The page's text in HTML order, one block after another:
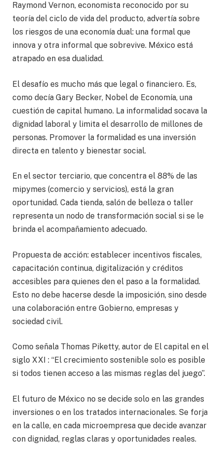
Raymond Vernon, economista reconocido por su
teoría del ciclo de vida del producto, advertía sobre
los riesgos de una economía dual: una formal que
innova y otra informal que sobrevive. México está
atrapado en esa dualidad.
El desafío es mucho más que legal o financiero. Es,
como decía Gary Becker, Nobel de Economía, una
cuestión de capital humano. La informalidad socava la
dignidad laboral y limita el desarrollo de millones de
personas. Promover la formalidad es una inversión
directa en talento y bienestar social.
En el sector terciario, que concentra el 88% de las
mipymes (comercio y servicios), está la gran
oportunidad. Cada tienda, salón de belleza o taller
representa un nodo de transformación social si se le
brinda el acompañamiento adecuado.
Propuesta de acción: establecer incentivos fiscales,
capacitación continua, digitalización y créditos
accesibles para quienes den el paso a la formalidad.
Esto no debe hacerse desde la imposición, sino desde
una colaboración entre Gobierno, empresas y
sociedad civil.
Como señala Thomas Piketty, autor de El capital en el
siglo XXI : “El crecimiento sostenible solo es posible
si todos tienen acceso a las mismas reglas del juego”.
El futuro de México no se decide solo en las grandes
inversiones o en los tratados internacionales. Se forja
en la calle, en cada microempresa que decide avanzar
con dignidad, reglas claras y oportunidades reales.